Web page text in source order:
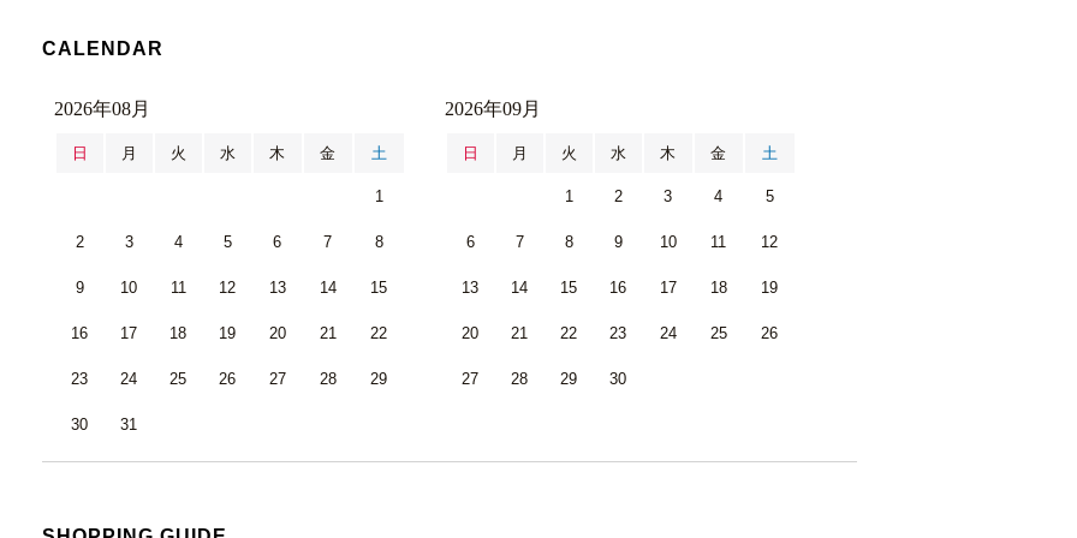
CALENDAR
2026年08月
日 月 火 水 木 金 土
1
2 3 4 5 6 7 8
9 10 11 12 13 14 15
16 17 18 19 20 21 22
23 24 25 26 27 28 29
30 31
2026年09月
日 月 火 水 木 金 土
1 2 3 4 5
6 7 8 9 10 11 12
13 14 15 16 17 18 19
20 21 22 23 24 25 26
27 28 29 30